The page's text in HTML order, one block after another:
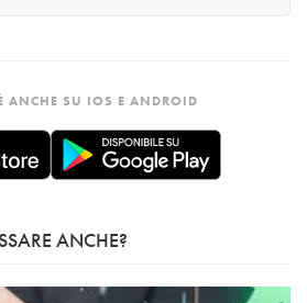
ANCHE SU IOS E ANDROID
ANCHE?